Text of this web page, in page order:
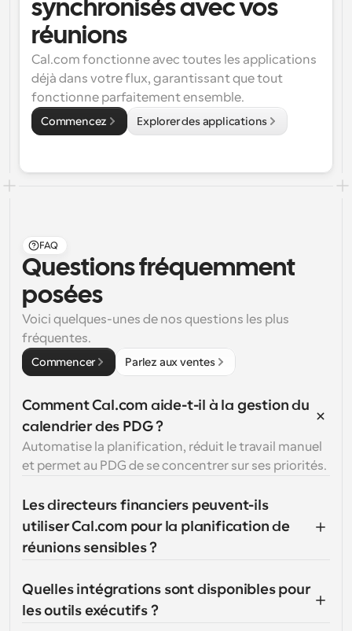
synchronisés avec vos
réunions
Cal.com fonctionne avec toutes les applications
déjà dans votre flux, garantissant que tout
fonctionne parfaitement ensemble.
Commencez Explorer des applications
FAQ
Questions fréquemment
posées
Voici quelques-unes de nos questions les plus
fréquentes.
Commencer Parlez aux ventes
Comment Cal.com aide-t-il à la gestion du
calendrier des PDG ?
Automatise la planification, réduit le travail manuel
et permet au PDG de se concentrer sur ses priorités.
Les directeurs financiers peuvent-ils
utiliser Cal.com pour la planification de
réunions sensibles ?
Quelles intégrations sont disponibles pour
les outils exécutifs ?